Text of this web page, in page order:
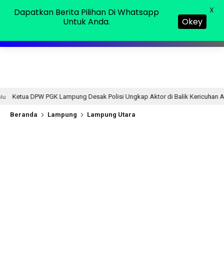
Desak Polisi Ungkap Aktor di Balik Kericuhan Aksi Damai PGK dan
Beranda Lampung Lampung Utara
Dapatkan Berita Pilihan Di Whatsapp
Untuk Anda.
Okey
X